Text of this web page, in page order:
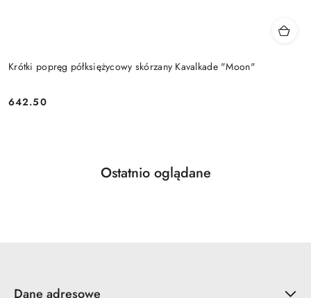
Krótki popręg półksiężycowy skórzany Kavalkade "Moon"
Cena:
642.50
Pomiń karuzelę produktów
Produkty
Ostatnio oglądane
Dane adresowe